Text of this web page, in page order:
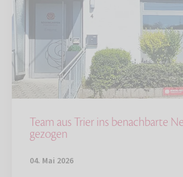
Team aus Trier ins benachbarte
gezogen
04. Mai 2026